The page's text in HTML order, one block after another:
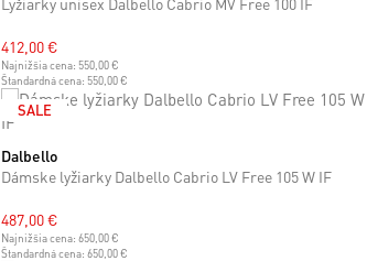
412,00 €
Najnižšia cena: 550,00 €
Štandardná cena: 550,00 €
SALE
26 cm26.5 cm
Dalbello
Dámske lyžiarky Dalbello Cabrio LV Free 105 W IF
487,00 €
Najnižšia cena: 650,00 €
Štandardná cena: 650,00 €